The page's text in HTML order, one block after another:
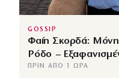
GOSSIP
Φαίη Σκορδά:
Ρόδο –
ΠΡΙΝ ΑΠΌ 1 ΏΡΑ